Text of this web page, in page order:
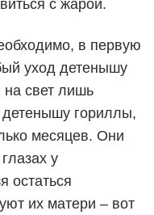
с жарой.
в первую
уход детенышу
свет лишь
детенышу гориллы,
месяцев. Они
у
остаться
их матери – вот